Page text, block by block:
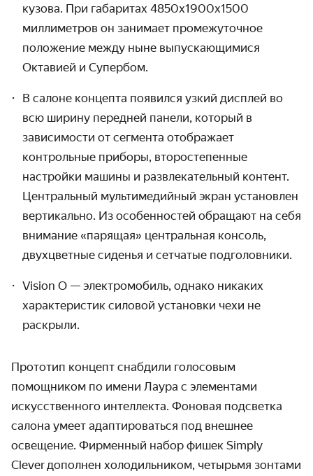
кузова. При габаритах 4850х1900х1500
миллиметров он занимает промежуточное
положение между ныне выпускающимися
Октавией и Супербом.
В салоне концепта появился узкий дисплей во
всю ширину передней панели, который в
зависимости от сегмента отображает
контрольные приборы, второстепенные
настройки машины и развлекательный контент.
Центральный мультимедийный экран установлен
вертикально. Из особенностей обращают на себя
внимание «парящая» центральная консоль,
двухцветные сиденья и сетчатые подголовники.
Vision O — электромобиль, однако никаких
характеристик силовой установки чехи не
раскрыли.
Прототип концепт снабдили голосовым
помощником по имени Лаура с элементами
искусственного интеллекта. Фоновая подсветка
салона умеет адаптироваться под внешнее
освещение. Фирменный набор фишек Simply
Clever дополнен холодильником, четырьмя зонтами